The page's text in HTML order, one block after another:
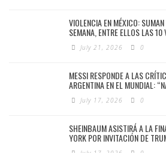
VIOLENCIA EN MÉXICO:
SEMANA, ENTRE ELLOS LAS
July 21, 2026 0
MESSI RESPONDE A LAS
ARGENTINA EN EL MUNDIAL:
July 17, 2026 0
SHEINBAUM ASISTIRÁ A LA
YORK POR INVITACIÓN DE